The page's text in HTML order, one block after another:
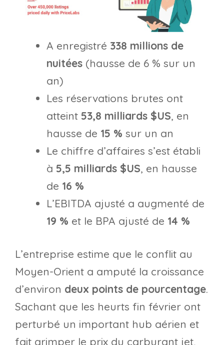
A enregistré 338 millions de
nuitées (hausse de 6 % sur un
an)
Les réservations brutes ont
atteint 53,8 milliards $US, en
hausse de 15 % sur un an
Le chiffre d’affaires s’est établi
à 5,5 milliards $US, en hausse
de 16 %
L’EBITDA ajusté a augmenté de
19 % et le BPA ajusté de 14 %
L’entreprise estime que le conflit au
Moyen-Orient a amputé la croissance
d’environ deux points de pourcentage.
Sachant que les heurts fin février ont
perturbé un important hub aérien et
fait grimper le prix du carburant jet,